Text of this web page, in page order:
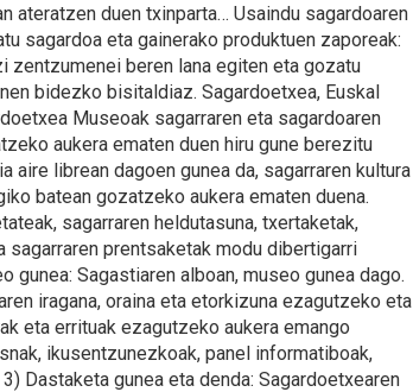
ateratzen duen txinparta… Usaindu sagardoaren
sagardoa eta gainerako produktuen zaporeak:
zentzumenei beren lana egiten eta gozatu
bidezko bisitaldiaz. Sagardoetxea, Euskal
Museoak sagarraren eta sagardoaren
aukera ematen duen hiru gune berezitu
aire librean dagoen gunea da, sagarraren kultura
batean gozatzeko aukera ematen duena.
sagarraren heldutasuna, txertaketak,
sagarraren prentsaketak modu dibertigarri
gunea: Sagastiaren alboan, museo gunea dago.
iragana, oraina eta etorkizuna ezagutzeko eta
eta errituak ezagutzeko aukera emango
ikusentzunezkoak, panel informatiboak,
Dastaketa gunea eta denda: Sagardoetxearen